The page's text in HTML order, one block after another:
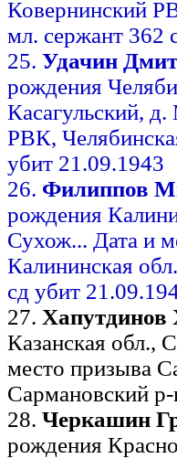
Ковернинский
мл. сержант 362
25. Удачин
рождения
Касагульский,
РВК,
убит 21.09.1943
26. Филиппов
рождения
Сухож... Дата и
Калининская
сд убит
27. Хапутдинов
Казанская обл.,
место призыва
Сармановский
28. Черкашин
рождения